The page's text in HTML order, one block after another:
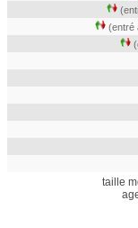
(entré
taille